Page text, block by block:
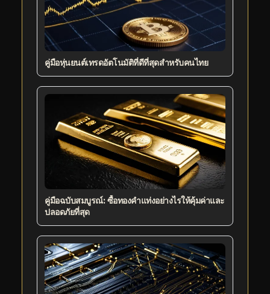
คู่มือหุ่นยนต์เทรดอัตโนมัติที่ดีที่สุดสำหรับคนไทย
คู่มือฉบับสมบูรณ์: ซื้อทองคำแท่งอย่างไรให้คุ้มค่าและ
ปลอดภัยที่สุด